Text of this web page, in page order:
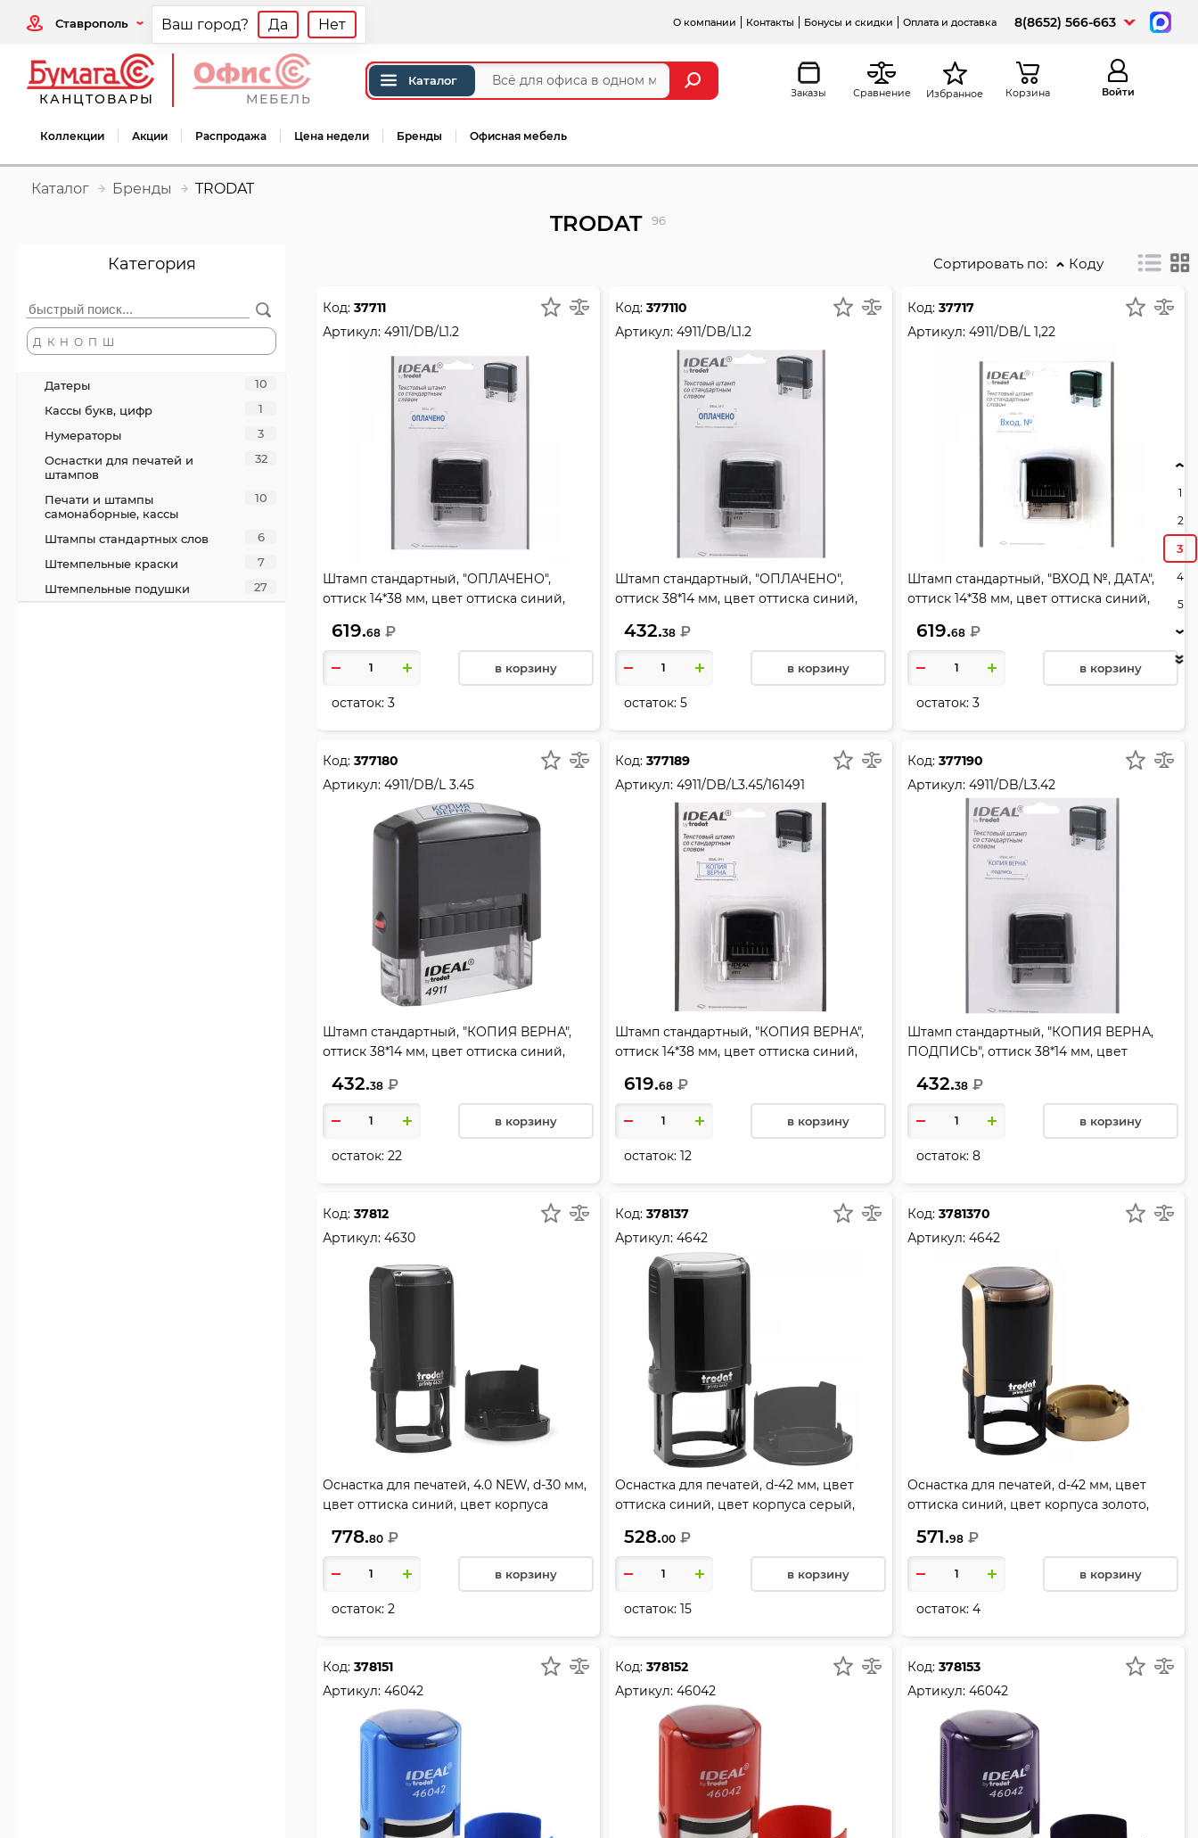
Ставрополь Ваш город? Да Нет О компании Контакты Бонусы и скидки Оплата и доставка 8(8652) 566-663
КАНЦТОВАРЫ МЕБЕЛЬ
Каталог
Заказы Сравнение Избранное Корзина Войти
Коллекции Акции Распродажа Цена недели Бренды Офисная мебель
Каталог Бренды TRODAT
TRODAT 96
Сортировать по: Коду
Код: 37711
Артикул: 4911/DB/L1.2
Штамп стандартный, "ОПЛАЧЕНО",
оттиск 14*38 мм, цвет оттиска синий,
корпуса черный, TRODAT, 4911/DB/L1.2
619.68 ₽
в корзину
остаток: 3
Код: 377110
Артикул: 4911/DB/L1.2
Штамп стандартный, "ОПЛАЧЕНО",
оттиск 38*14 мм, цвет оттиска синий,
корпуса черный, TRODAT, 4911/DB/L1.2
432.38 ₽
в корзину
остаток: 5
Код: 37717
Артикул: 4911/DB/L 1,22
Штамп стандартный, "ВХОД №, ДАТА",
оттиск 14*38 мм, цвет оттиска синий,
корпуса черный, TRODAT, 4911/DB/L 1,22
619.68 ₽
в корзину
остаток: 3
Код: 377180
Артикул: 4911/DB/L 3.45
Штамп стандартный, "КОПИЯ ВЕРНА",
оттиск 38*14 мм, цвет оттиска синий,
корпуса синий, TRODAT, 4911/DB/L 3.45
432.38 ₽
в корзину
остаток: 22
Код: 377189
Артикул: 4911/DB/L3.45/161491
Штамп стандартный, "КОПИЯ ВЕРНА",
оттиск 14*38 мм, цвет оттиска синий,
корпуса черный, TRODAT,
4911/DB/L3.45/161491
619.68 ₽
в корзину
остаток: 12
Код: 377190
Артикул: 4911/DB/L3.42
Штамп стандартный, "КОПИЯ ВЕРНА,
ПОДПИСЬ", оттиск 38*14 мм, цвет
(синяя), цвет корпуса черный, TRODAT,
4911/DB/L3.42
432.38 ₽
в корзину
остаток: 8
Код: 37812
Артикул: 4630
Оснастка для печатей, 4.0 NEW, d-30 мм,
цвет оттиска синий, цвет корпуса
778.80 ₽
в корзину
остаток: 2
Код: 378137
Артикул: 4642
Оснастка для печатей, d-42 мм, цвет
оттиска синий, цвет корпуса серый,
528.00 ₽
в корзину
остаток: 15
Код: 3781370
Артикул: 4642
Оснастка для печатей, d-42 мм, цвет
оттиска синий, цвет корпуса золото,
571.98 ₽
в корзину
остаток: 4
Код: 378151
Артикул: 46042
Код: 378152
Артикул: 46042
Код: 378153
Артикул: 46042
Категория
Д К Н О П Ш
Датеры
10
Кассы букв, цифр
1
Нумераторы
3
Оснастки для печатей и
штампов
32
Печати и штампы
самонаборные, кассы
10
Штампы стандартных слов
6
Штемпельные краски
7
Штемпельные подушки
27
1
2
3
4
5